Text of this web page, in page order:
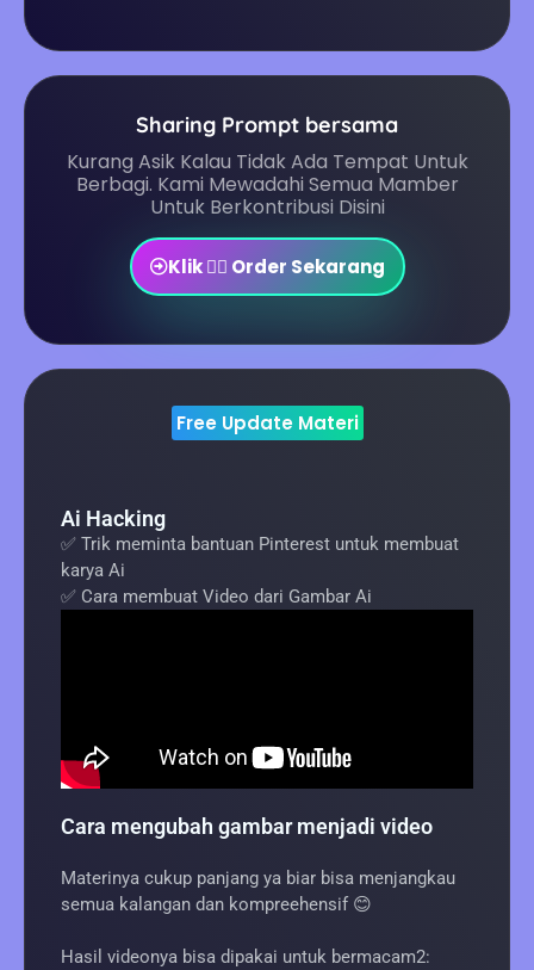
Sharing Prompt bersama
Kurang Asik Kalau Tidak Ada Tempat Untuk
Berbagi. Kami Mewadahi Semua Mamber
Untuk Berkontribusi Disini
Klik 👉🏻 Order Sekarang
Free Update Materi
Ai Hacking
✅ Trik meminta bantuan Pinterest untuk membuat
karya Ai
✅ Cara membuat Video dari Gambar Ai
Cara mengubah gambar menjadi video
Materinya cukup panjang ya biar bisa menjangkau
semua kalangan dan kompreehensif 😊
Hasil videonya bisa dipakai untuk bermacam2: